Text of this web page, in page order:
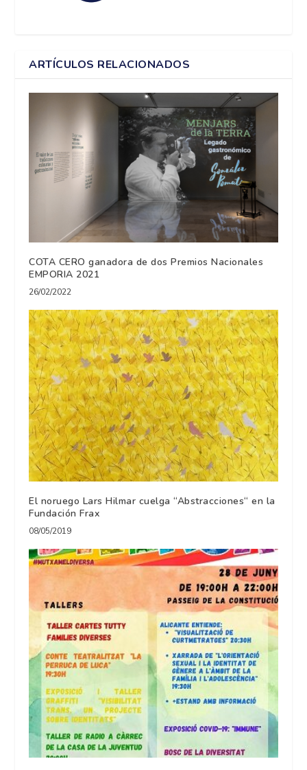
ARTÍCULOS RELACIONADOS
COTA CERO ganadora de dos Premios Nacionales
EMPORIA 2021
26/02/2022
El noruego Lars Hilmar cuelga “Abstracciones“ en la
Fundación Frax
08/05/2019